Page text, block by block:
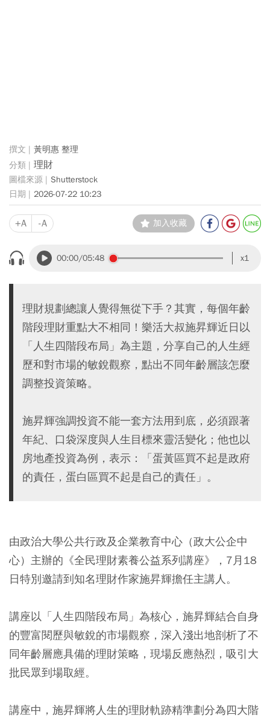
黃明惠 整理
理財
Shutterstock
2026-07-22 10:23
+A -A 加入收藏
00:00/05:48 x1
理財規劃總讓人覺得無從下手？其實，每個年齡
階段理財重點大不相同！樂活大叔施昇輝近日以
「人生四階段布局」為主題，分享自己的人生經
歷和對市場的敏銳觀察，點出不同年齡層該怎麼
調整投資策略。
施昇輝強調投資不能一套方法用到底，必須跟著
年紀、口袋深度與人生目標來靈活變化；他也以
房地產投資為例，表示：「蛋黃區買不起是政府
的責任，蛋白區買不起是自己的責任」。
由政治大學公共行政及企業教育中心（政大公企中
心）主辦的《全民理財素養公益系列講座》，7月18
日特別邀請到知名理財作家施昇輝擔任主講人。
講座以「人生四階段布局」為核心，施昇輝結合自身
的豐富閱歷與敏銳的市場觀察，深入淺出地剖析了不
同年齡層應具備的理財策略，現場反應熱烈，吸引大
批民眾到場取經。
講座中，施昇輝將人生的理財軌跡精準劃分為四大階